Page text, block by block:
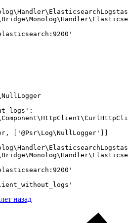
['@Psr\Log\NullLogger']]
назад